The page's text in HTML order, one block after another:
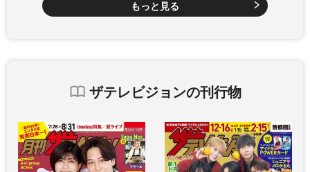
もっと見る
ザテレビジョンの刊行物